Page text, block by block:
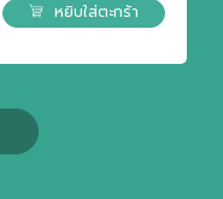
หยิบใส่ตะกร้า